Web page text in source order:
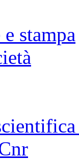
stampa